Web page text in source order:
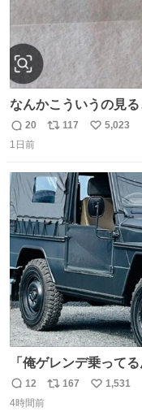
なんかこういうの見
返
信
20
リ
ト
数
117
い
数
5,023
1日前
「俺ゲレンデ乗って
迎え行きたい
返
信
12
リ
167
い
1,531
4時間前